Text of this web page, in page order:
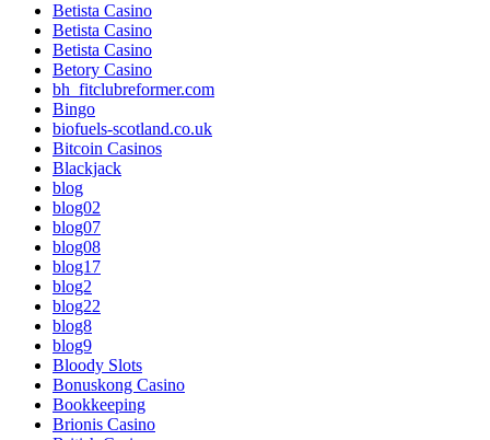
Betista Casino
Betista Casino
Betista Casino
Betory Casino
bh_fitclubreformer.com
Bingo
biofuels-scotland.co.uk
Bitcoin Casinos
Blackjack
blog
blog02
blog07
blog08
blog17
blog2
blog22
blog8
blog9
Bloody Slots
Bonuskong Casino
Bookkeeping
Brionis Casino